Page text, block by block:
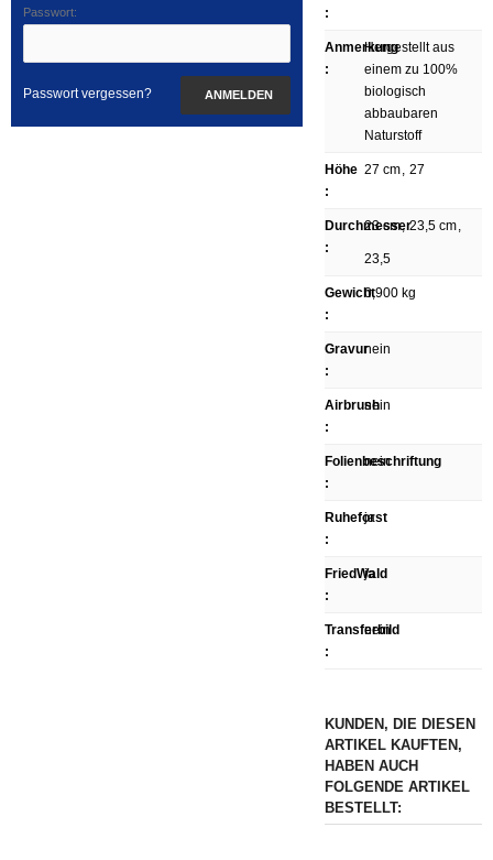
:
Anmerkung
:
Hergestellt aus
einem zu 100%
biologisch
abbaubaren
Naturstoff
Höhe
:
27 cm, 27
Durchmesser
:
23 cm, 23,5 cm,
23,5
Gewicht
:
0,900 kg
Gravur
:
nein
Airbrush
:
nein
Folienbeschriftung
:
nein
Ruheforst
:
ja
FriedWald
:
ja
Transferbild
:
nein
KUNDEN, DIE DIESEN
ARTIKEL KAUFTEN,
HABEN AUCH
FOLGENDE ARTIKEL
BESTELLT:
Passwort:
Passwort vergessen? ANMELDEN